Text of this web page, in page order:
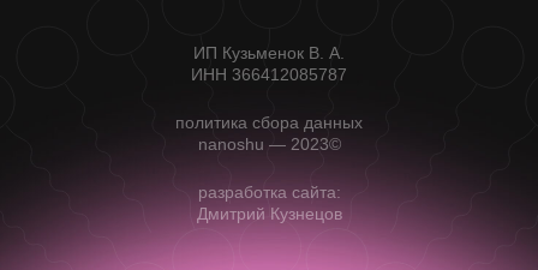
ИП Кузьменок В. А.
ИНН 366412085787
разработка сайта:
Дмитрий Кузнецов
политика сбора данных
nanoshu — 2023©